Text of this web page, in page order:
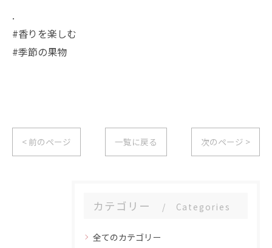
.
#香りを楽しむ
#季節の果物
< 前のページ 一覧に戻る 次のページ >
カテゴリー Categories
全てのカテゴリー